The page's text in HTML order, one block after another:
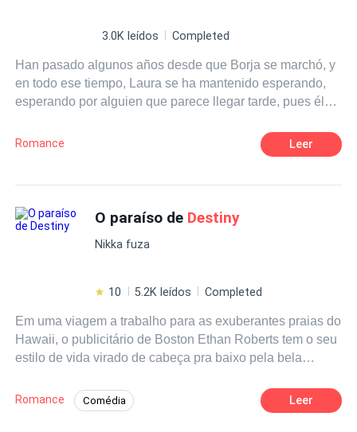
3.0K leídos Completed
Han pasado algunos años desde que Borja se marchó, y
en todo ese tiempo, Laura se ha mantenido esperando,
esperando por alguien que parece llegar tarde, pues él
quedado en el pasado. Pero Borja volverá, y cuando
vuelvan a encontrarse... ¿qué pasará entonces? ¿qué
se aman han pasado por tanto, cuando el tiempo, las
mentiras y el dolor van de la mano, sólo se puede hacer
una cosa: Olvidar y enamorarse de nuevo. Pero en la
darse cuenta, cuando ya se ha perdido toda esperanza
Romance Leer
O paraíso de Destiny
Nikka fuza
10 5.2K leídos Completed
Em uma viagem a trabalho para as exuberantes praias do
Hawaii, o publicitário de Boston Ethan Roberts tem o seu
estilo de vida virado de cabeça pra baixo pela bela
que conseguiu imaginar. Largou a faculdade de direito,
se mudou para Kauai com seu melhor amigo, Nicholas
Romance Comédia Leer